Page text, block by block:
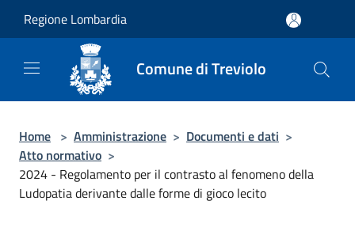
Regione Lombardia
Comune di Treviolo
Home > Amministrazione > Documenti e dati >
Atto normativo >
2024 - Regolamento per il contrasto al fenomeno della
Ludopatia derivante dalle forme di gioco lecito